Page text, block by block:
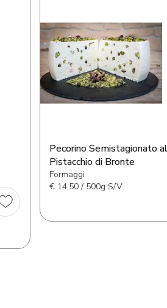
Pecorino Semistagionato al
Pistacchio di Bronte
Formaggi
€ 14,50 / 500g S/V